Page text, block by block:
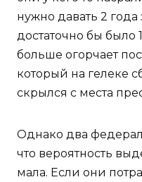
нужно давать 2 года
достаточно бы было
больше огорчает
который на гелеке
скрылся с места
Однако два
что вероятность
мала. Если они